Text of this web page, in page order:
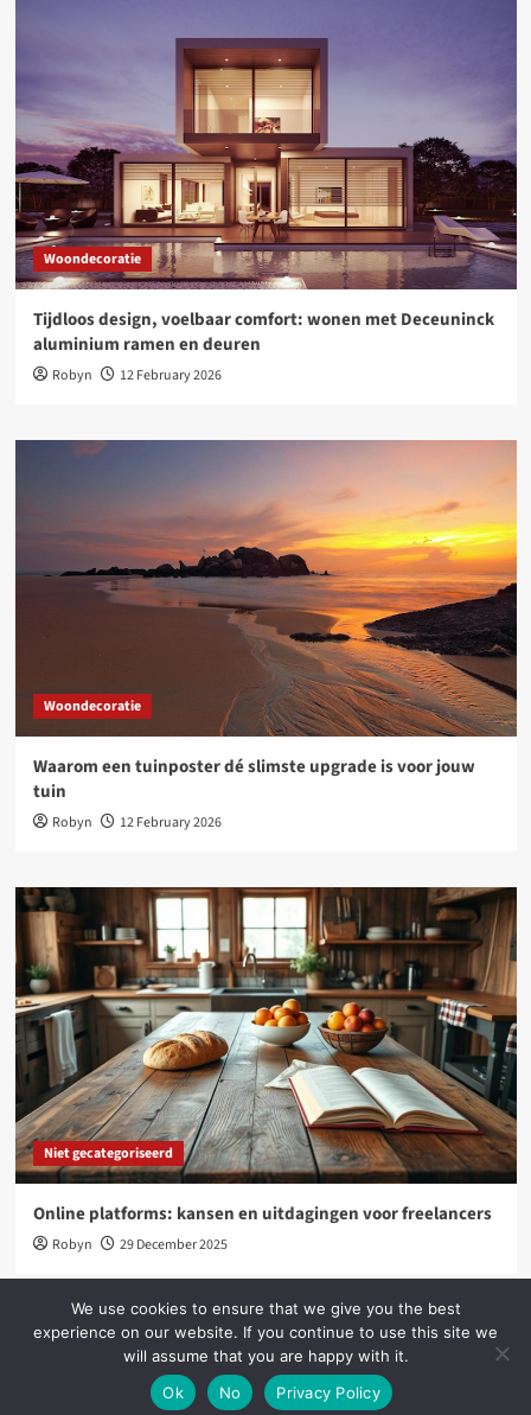
Woondecoratie
Tijdloos design, voelbaar comfort: wonen met Deceuninck
aluminium ramen en deuren
Robyn 12 February 2026
Woondecoratie
Waarom een tuinposter dé slimste upgrade is voor jouw
tuin
Robyn 12 February 2026
Niet gecategoriseerd
Online platforms: kansen en uitdagingen voor freelancers
Robyn 29 December 2025
Copyright © All rights reserved.|CoverNews
themes.
We use cookies to ensure that we give you the best
experience on our website. If you continue to use this site we
will assume that you are happy with it.
Ok
No Privacy Policy